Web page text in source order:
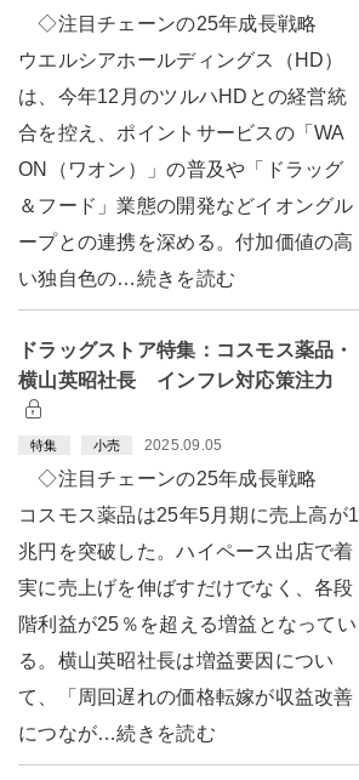
◇注目チェーンの25年成長戦略
ウエルシアホールディングス（HD）
は、今年12月のツルハHDとの経営統
合を控え、ポイントサービスの「WA
ON（ワオン）」の普及や「ドラッグ
＆フード」業態の開発などイオングル
ープとの連携を深める。付加価値の高
い独自色の…続きを読む
ドラッグストア特集：コスモス薬品・
横山英昭社長 インフレ対応策注力
特集 小売 2025.09.05
◇注目チェーンの25年成長戦略
コスモス薬品は25年5月期に売上高が1
兆円を突破した。ハイペース出店で着
実に売上げを伸ばすだけでなく、各段
階利益が25％を超える増益となってい
る。横山英昭社長は増益要因につい
て、「周回遅れの価格転嫁が収益改善
につなが…続きを読む